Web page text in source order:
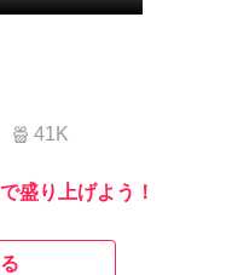
41K
盛り上げよう！